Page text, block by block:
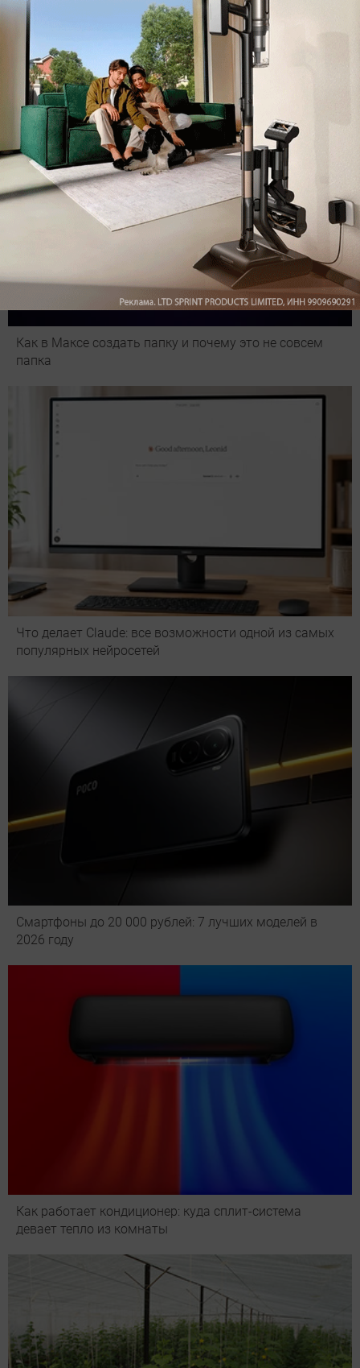
Подпишись на наш канал в мессенджере МАХ
Как в Максе создать папку и почему это не совсем
папка
Что делает Сlaude: все возможности одной из самых
популярных нейросетей
Смартфоны до 20 000 рублей: 7 лучших моделей в
2026 году
Как работает кондиционер: куда сплит-система
девает тепло из комнаты